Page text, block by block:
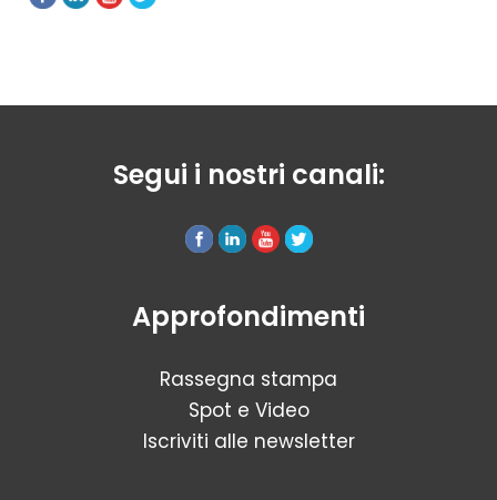
Segui i nostri canali:
Approfondimenti
Rassegna stampa
Spot e Video
Iscriviti alle newsletter